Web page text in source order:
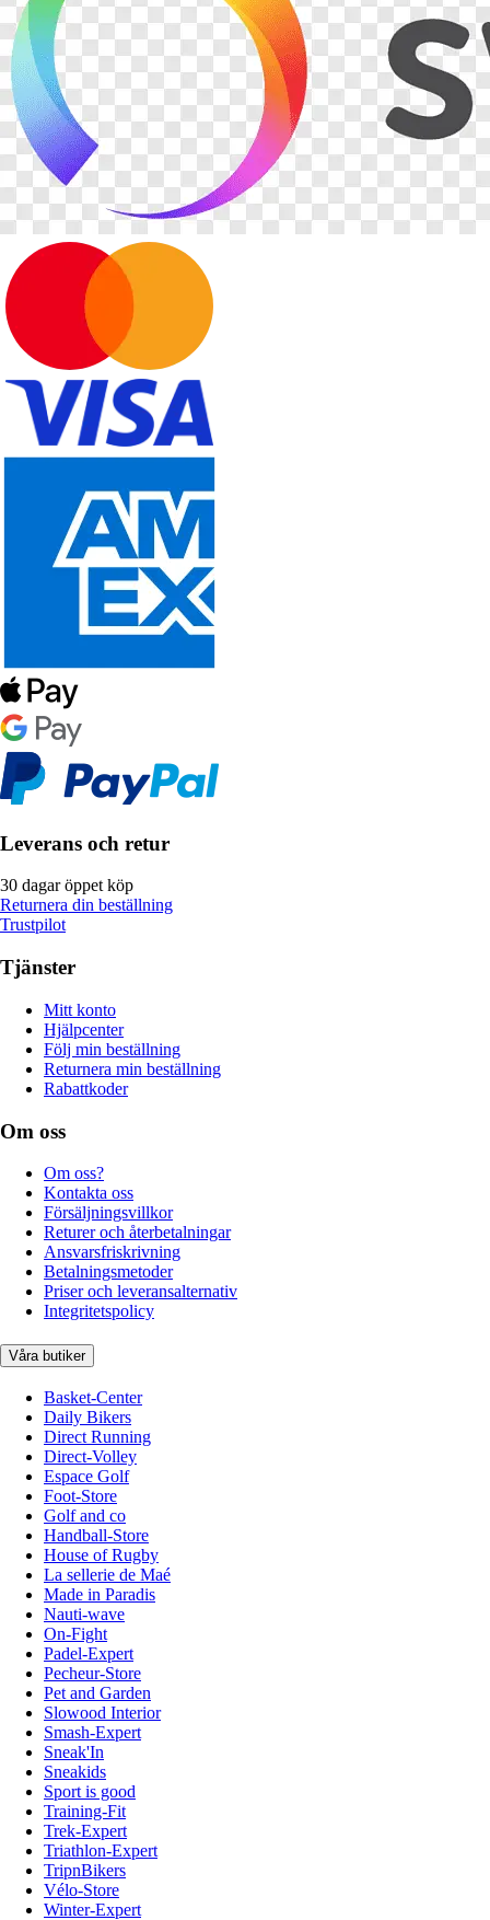
Leverans och retur
30 dagar öppet köp
Returnera din beställning
Trustpilot
Tjänster
Mitt konto
Hjälpcenter
Följ min beställning
Returnera min beställning
Rabattkoder
Om oss
Om oss?
Kontakta oss
Försäljningsvillkor
Returer och återbetalningar
Ansvarsfriskrivning
Betalningsmetoder
Priser och leveransalternativ
Integritetspolicy
Våra butiker
Basket-Center
Daily Bikers
Direct Running
Direct-Volley
Espace Golf
Foot-Store
Golf and co
Handball-Store
House of Rugby
La sellerie de Maé
Made in Paradis
Nauti-wave
On-Fight
Padel-Expert
Pecheur-Store
Pet and Garden
Slowood Interior
Smash-Expert
Sneak'In
Sneakids
Sport is good
Training-Fit
Trek-Expert
Triathlon-Expert
TripnBikers
Vélo-Store
Winter-Expert